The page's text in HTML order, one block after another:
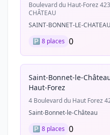
Boulevard du Haut-Forez
CHÂTEAU
SAINT-BONNET-LE-CHATEAU
🅿️ 8 places 0
Saint-Bonnet-le-
Haut-Forez
4 Boulevard du Haut Forez
Saint-Bonnet-le-Château
🅿️ 8 places 0